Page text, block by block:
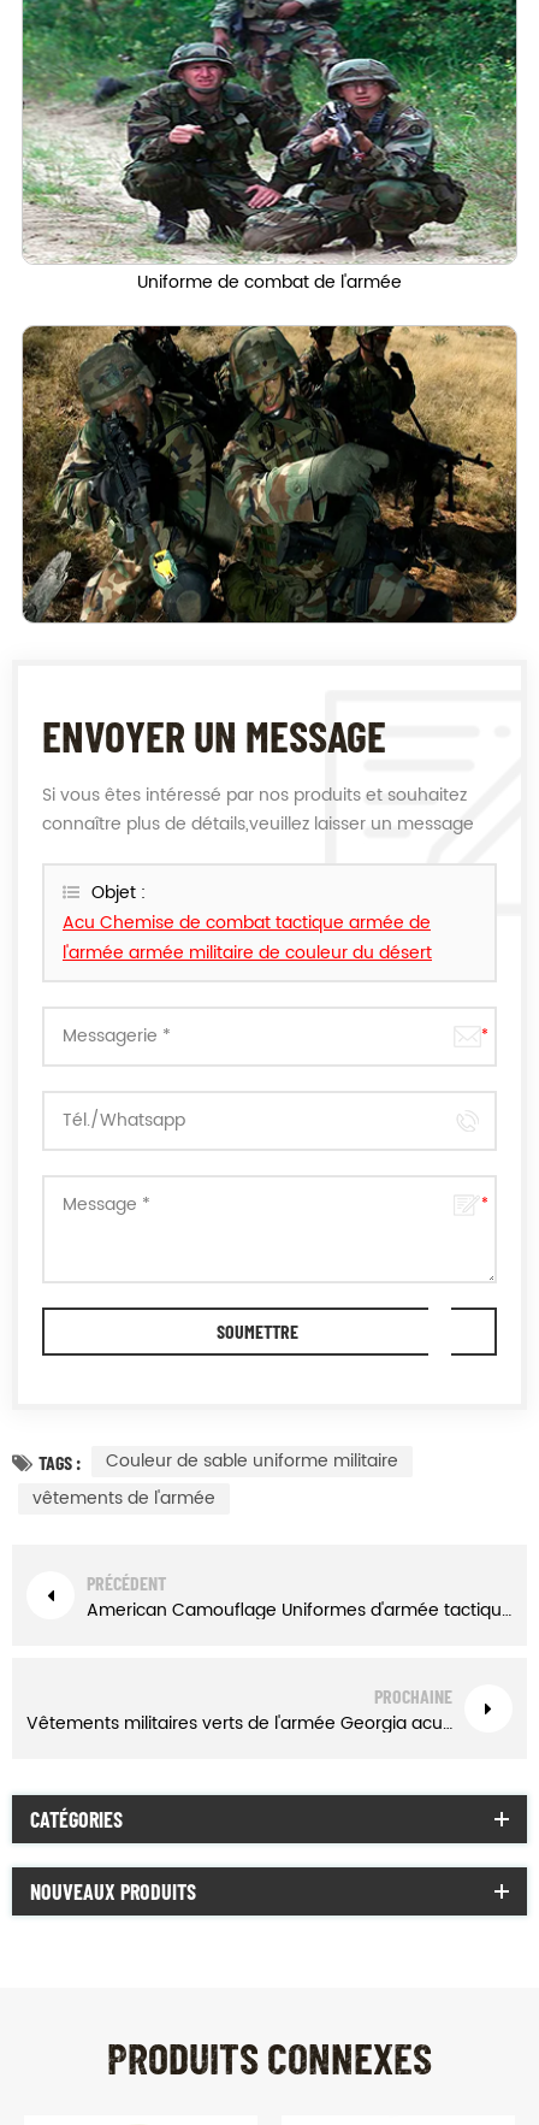
Uniforme de combat de l'armée
ENVOYER UN MESSAGE
Si vous êtes intéressé par nos produits et souhaitez
connaître plus de détails,veuillez laisser un message
Objet :
Acu Chemise de combat tactique armée de
l'armée armée militaire de couleur du désert
TAGS :
Couleur de sable uniforme militaire
vêtements de l'armée
PRÉCÉDENT
American Camouflage Uniformes d'armée tactique militaire verte
PROCHAINE
Vêtements militaires verts de l'armée Georgia acu Uniforme de combat tactique
CATÉGORIES
NOUVEAUX PRODUITS
PRODUITS CONNEXES